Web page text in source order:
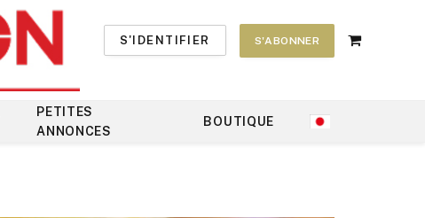
S'IDENTIFIER S'ABONNER
Shopping
PETITES
ANNONCES
BOUTIQUE